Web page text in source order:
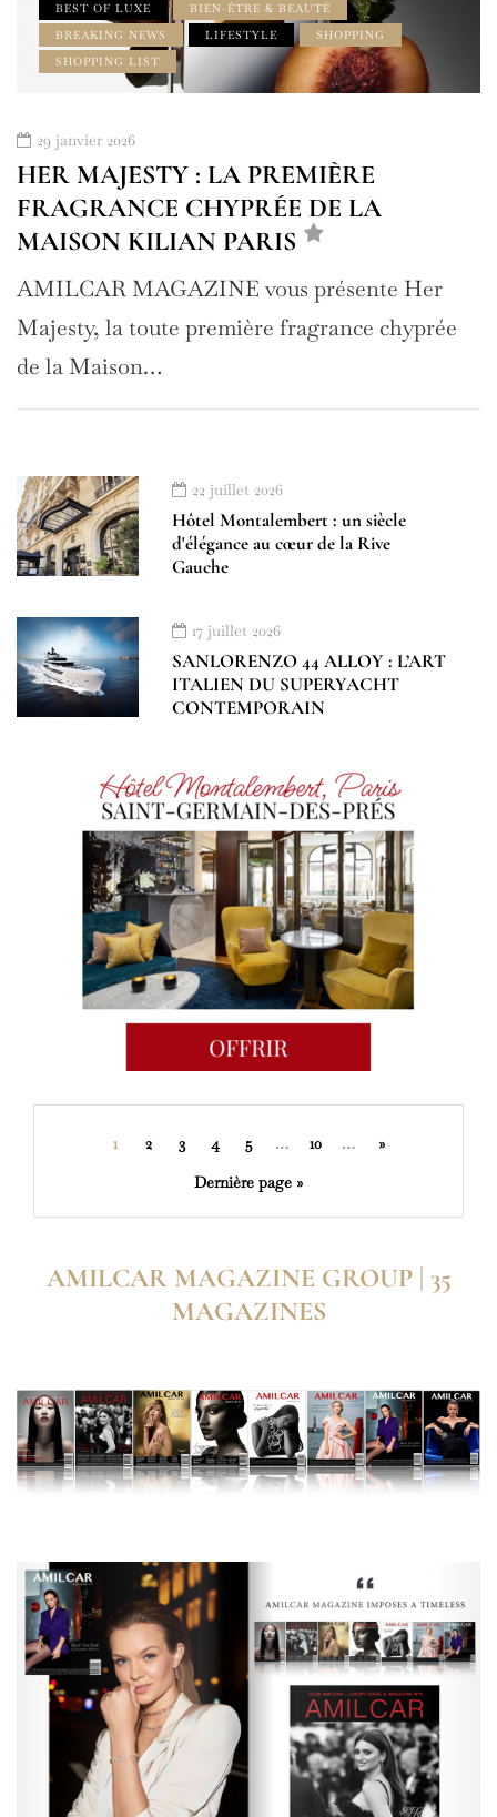
BEST OF LUXE
BIEN-ÊTRE & BEAUTÉ
BREAKING NEWS
LIFESTYLE
SHOPPING
SHOPPING LIST
29 janvier 2026
HER MAJESTY : LA PREMIÈRE
FRAGRANCE CHYPRÉE DE LA
MAISON KILIAN PARIS
AMILCAR MAGAZINE vous présente Her
Majesty, la toute première fragrance chyprée
de la Maison…
22 juillet 2026
Hôtel Montalembert : un siècle
d'élégance au cœur de la Rive
Gauche
17 juillet 2026
SANLORENZO 44 ALLOY : L’ART
ITALIEN DU SUPERYACHT
CONTEMPORAIN
1 2 3 4 5 … 10 …
»
Dernière page »
AMILCAR MAGAZINE GROUP | 35
MAGAZINES